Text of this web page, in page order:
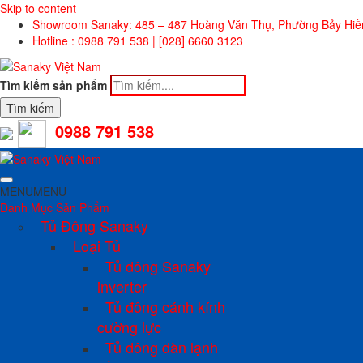
Skip to content
Showroom Sanaky: 485 – 487 Hoàng Văn Thụ, Phường Bảy
Hotline : 0988 791 538 | [028] 6660 3123
Tìm kiếm sản phẩm
Tìm kiếm
0988 791 538
MENUMENU
Danh Mục Sản Phẩm
Tủ Đông Sanaky
Loại Tủ
Tủ đông Sanaky
inverter
Tủ đông cánh kính
cường lực
Tủ đông dàn lạnh